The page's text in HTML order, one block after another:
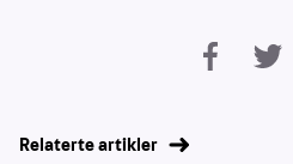
Relaterte artikler